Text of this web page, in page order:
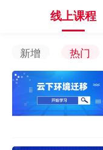
线上课程
新增 热门